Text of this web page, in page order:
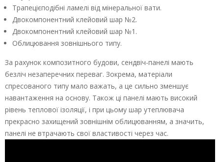
Трапецієподібні ламелі від мінеральної вати.
Двокомпонентний клейовий шар №2.
Двокомпонентний клейовий шар №1.
Облицювання зовнішнього типу.
За рахунок композитного будови, сендвіч-панелі мають
безліч незаперечних переваг. Зокрема, матеріали
спресованого типу мало важать, а це сильно зменшує
навантаження на основу. Також ці панелі мають високий
рівень теплової ізоляції, і при цьому шар утеплювача
прекрасно захищений зовнішнім облицюванням, а значить,
панелі не втрачають свої властивості через час.